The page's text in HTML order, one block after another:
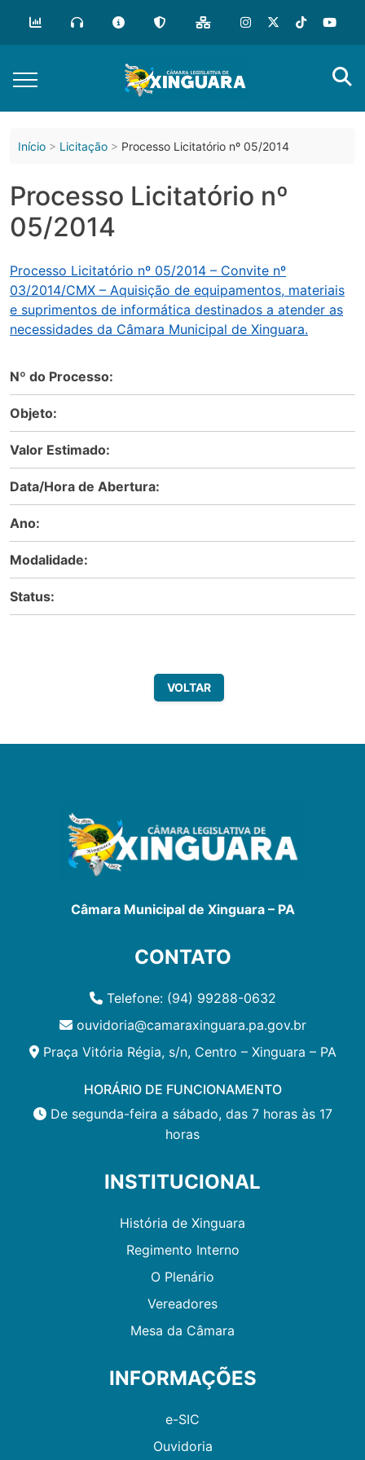
conteúdo
Início Licitação Processo Licitatório nº 05/2014
Processo Licitatório nº
05/2014
Processo Licitatório nº 05/2014 – Convite nº
03/2014/CMX – Aquisição de equipamentos, materiais
e suprimentos de informática destinados a atender as
necessidades da Câmara Municipal de Xinguara.
Nº do Processo:
Objeto:
Valor Estimado:
Data/Hora de Abertura:
Ano:
Modalidade:
Status:
VOLTAR
Câmara Municipal de Xinguara – PA
CONTATO
Telefone: (94) 99288-0632
ouvidoria@camaraxinguara.pa.gov.br
Praça Vitória Régia, s/n, Centro – Xinguara – PA
HORÁRIO DE FUNCIONAMENTO
De segunda-feira a sábado, das 7 horas às 17
horas
INSTITUCIONAL
História de Xinguara
Regimento Interno
O Plenário
Vereadores
Mesa da Câmara
INFORMAÇÕES
e-SIC
Ouvidoria